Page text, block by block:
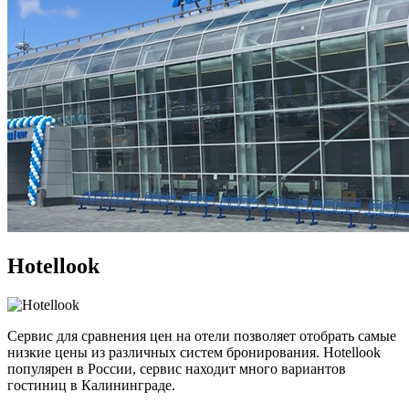
Hotellook
Сервис для сравнения цен на отели позволяет отобрать самые
низкие цены из различных систем бронирования. Hotellook
популярен в России, сервис находит много вариантов
гостиниц в Калининграде.